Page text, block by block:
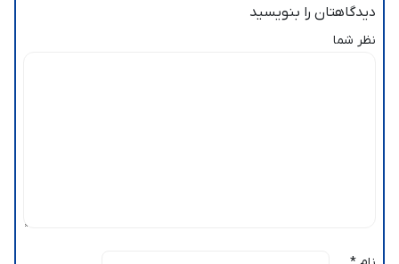
دیدگاهتان را بنویسید
نظر شما